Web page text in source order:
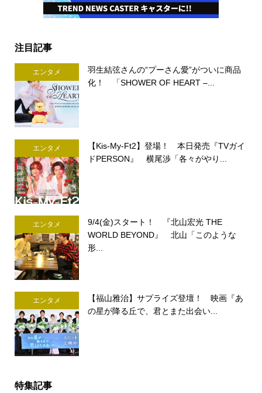
注目記事
エンタメ
羽生結弦さんの“プーさん愛”がついに商品
化！ 「SHOWER OF HEART –...
エンタメ
【Kis-My-Ft2】登場！ 本日発売『TVガイ
ドPERSON』 横尾渉「各々がやり...
エンタメ
9/4(金)スタート！ 『北山宏光 THE
WORLD BEYOND』 北山「このような
形...
エンタメ
【福山雅治】サプライズ登壇！ 映画『あ
の星が降る丘で、君とまた出会い...
特集記事